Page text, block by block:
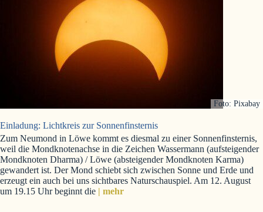
Foto: Pixabay
Einladung: Lichtkreis zur Sonnenfinsternis
Zum Neumond in Löwe kommt es diesmal zu einer Sonnenfinsternis,
weil die Mondknotenachse in die Zeichen Wassermann (aufsteigender
Mondknoten Dharma) / Löwe (absteigender Mondknoten Karma)
gewandert ist. Der Mond schiebt sich zwischen Sonne und Erde und
erzeugt ein auch bei uns sichtbares Naturschauspiel. Am 12. August
um 19.15 Uhr beginnt die | mehr